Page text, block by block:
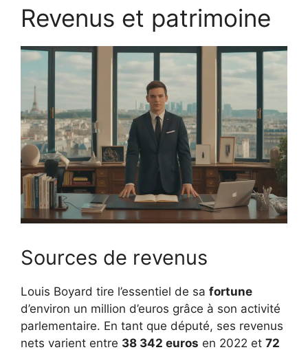
Revenus et patrimoine
Sources de revenus
Louis Boyard tire l’essentiel de sa fortune
d’environ un million d’euros grâce à son activité
parlementaire. En tant que député, ses revenus
nets varient entre 38 342 euros en 2022 et 72